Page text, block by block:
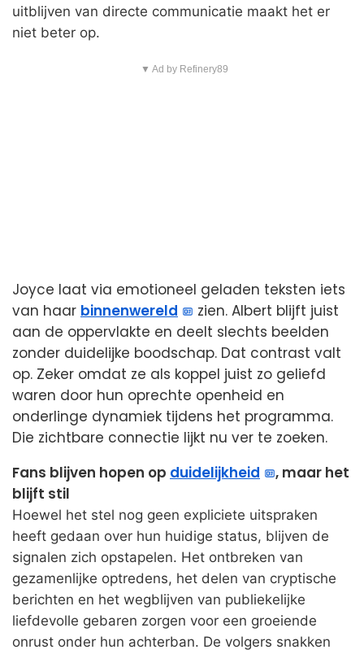
uitblijven van directe communicatie maakt het er
niet beter op.
▼ Ad by Refinery89
Joyce laat via emotioneel geladen teksten iets
van haar binnenwereld
zien. Albert blijft juist
aan de oppervlakte en deelt slechts beelden
zonder duidelijke boodschap. Dat contrast valt
op. Zeker omdat ze als koppel juist zo geliefd
waren door hun oprechte openheid en
onderlinge dynamiek tijdens het programma.
Die zichtbare connectie lijkt nu ver te zoeken.
Fans blijven hopen op duidelijkheid
, maar het
blijft stil
Hoewel het stel nog geen expliciete uitspraken
heeft gedaan over hun huidige status, blijven de
signalen zich opstapelen. Het ontbreken van
gezamenlijke optredens, het delen van cryptische
berichten en het wegblijven van publiekelijke
liefdevolle gebaren zorgen voor een groeiende
onrust onder hun achterban. De volgers snakken